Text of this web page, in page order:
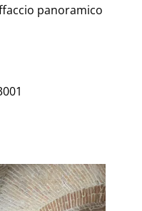
panoramico